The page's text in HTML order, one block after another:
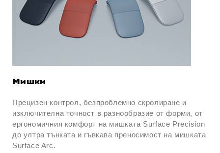
Мишки
Прецизен контрол, безпроблемно скролиране и
изключителна точност в разнообразие от форми, от
ергономичния комфорт на мишката Surface Precision
до ултра тънката и гъвкава преносимост на мишката
Surface Arc.